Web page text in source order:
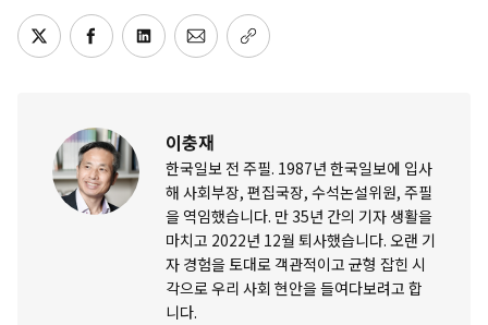
이충재
한국일보 전 주필. 1987년 한국일보에 입사
해 사회부장, 편집국장, 수석논설위원, 주필
을 역임했습니다. 만 35년 간의 기자 생활을
마치고 2022년 12월 퇴사했습니다. 오랜 기
자 경험을 토대로 객관적이고 균형 잡힌 시
각으로 우리 사회 현안을 들여다보려고 합
니다.